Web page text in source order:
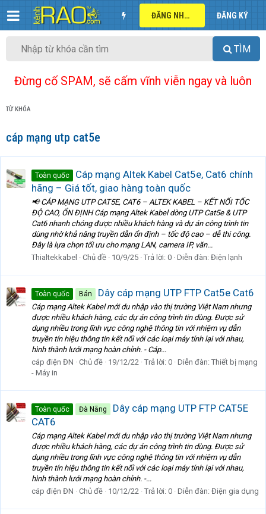
ĐĂNG NHẬP ĐĂNG KÝ
TÌM
Đừng cố SPAM, sẽ cấm vĩnh viễn ngay và luôn
TỪ KHÓA
cáp mạng utp cat5e
Toàn quốc
Cáp mạng Altek Kabel Cat5e, Cat6 chính
hãng – Giá tốt, giao hàng toàn quốc
📢 CÁP MẠNG UTP CAT5E, CAT6 – ALTEK KABEL – KẾT NỐI TỐC
ĐỘ CAO, ỔN ĐỊNH Cáp mạng Altek Kabel dòng UTP Cat5e & UTP
Cat6 nhanh chóng được nhiều khách hàng và dự án công trình tin
dùng nhờ khả năng truyền dẫn ổn định – tốc độ cao – dễ thi công.
Đây là lựa chọn tối ưu cho mạng LAN, camera IP, văn...
Thialtekkabel
Chủ đề 10/9/25 Trả lời: 0 Diễn đàn: Điện lạnh
Toàn quốc Bán Dây cáp mạng UTP FTP Cat5e Cat6
Cáp mạng Altek Kabel mới du nhập vào thị trường Việt Nam nhưng
được nhiều khách hàng, các dự án công trình tin dùng. Được sử
dụng nhiều trong lĩnh vực công nghệ thông tin với nhiệm vụ dẫn
truyền tín hiệu thông tin kết nối với các loại máy tính lại với nhau,
hình thành lưới mạng hoàn chỉnh. - Cáp...
cáp điện ĐN
Chủ đề 19/12/22 Trả lời: 0 Diễn đàn: Thiết bị mạng
- Máy in
Toàn quốc Đà Nẵng
Dây cáp mạng UTP FTP CAT5E
CAT6
Cáp mạng Altek Kabel mới du nhập vào thị trường Việt Nam nhưng
được nhiều khách hàng, các dự án công trình tin dùng. Được sử
dụng nhiều trong lĩnh vực công nghệ thông tin với nhiệm vụ dẫn
truyền tín hiệu thông tin kết nối với các loại máy tính lại với nhau,
hình thành lưới mạng hoàn chỉnh. -...
cáp điện ĐN
Chủ đề 10/12/22 Trả lời: 0 Diễn đàn: Điện gia dụng